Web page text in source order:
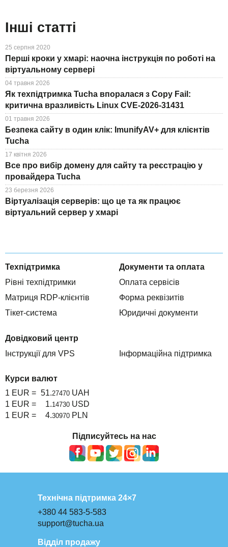
Інші статті
25 серпня 2020
Перші кроки у хмарі: наочна інструкція по роботі на
віртуальному сервері
04 травня 2026
Як техпідтримка Tucha впоралася з Copy Fail:
критична вразливість Linux CVE-2026-31431
01 травня 2026
Безпека сайту в один клік: ImunifyAV+ для клієнтів
Tucha
17 квітня 2026
Все про вибір домену для сайту та реєстрацію у
провайдера Tucha
23 березня 2026
Віртуалізація серверів: що це та як працює
віртуальний сервер у хмарі
Техпідтримка
Рівні техпідтримки
Матриця RDP-клієнтів
Тікет-система
Документи та оплата
Оплата сервісів
Форма реквізитів
Юридичні документи
Довідковий центр
Інструкції для VPS
Інформаційна підтримка
Курси валют
1 EUR = 51.27470 UAH
1 EUR =
1.14730 USD
1 EUR =
4.30970 PLN
Підписуйтесь на нас
Технічна підтримка 24×7
+380 44 583-5-583
support@tucha.ua
Відділ продажу